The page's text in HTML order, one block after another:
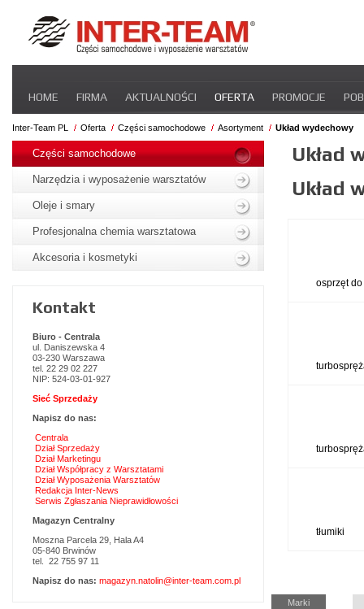
nawigacje
HOME FIRMA AKTUALNOŚCI OFERTA PROMOCJE
STREFA DLA PRZEWOŹNIKA CERTYFIKATY INTER-NEWS
Inter-Team PL Oferta Części samochodowe Asortyment Układ wydechowy
Układ
Układ
osprzęt do
tłumiki
Pomiń
Marki
Pomiń
nawigacje
Części samochodowe
Narzędzia i wyposażenie warsztatów
Oleje i smary
Profesjonalna chemia warsztatowa
Akcesoria i kosmetyki
Kontakt
Biuro - Centrala
ul. Daniszewska 4
03-230 Warszawa
tel. 22 29 02 227
NIP: 524-03-01-927
Sieć Sprzedaży
Napisz do nas:
Centrala
Dział Sprzedaży
Dział Marketingu
Dział Współpracy z Warsztatami
Dział Wyposażenia Warsztatów
Redakcja Inter-News
Serwis Zgłaszania Nieprawidłowości
Magazyn Centralny
Moszna Parcela 29, Hala A4
05-840 Brwinów
tel. 22 755 97 11
Napisz do nas: magazyn.natolin@inter-team.com.pl